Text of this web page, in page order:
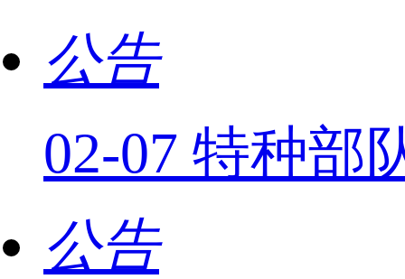
公告
02-07 特种部
公告